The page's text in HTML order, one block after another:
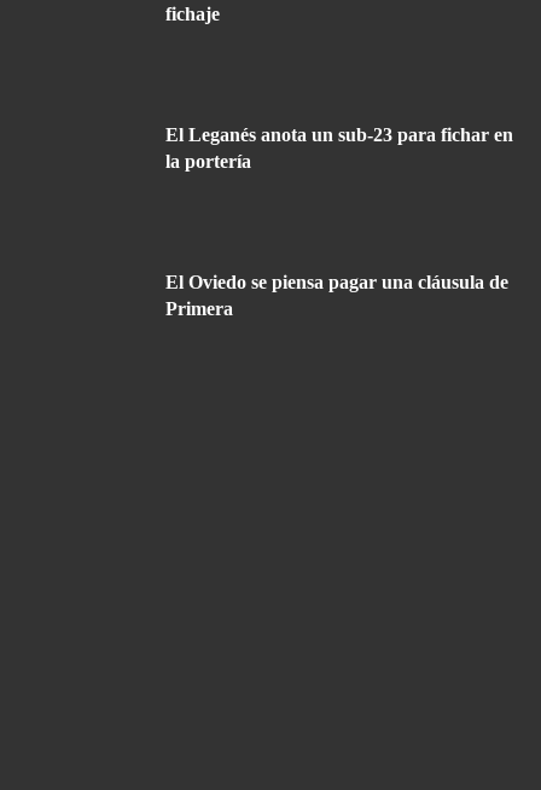
fichaje
El Leganés anota un sub-23 para fichar en
la portería
El Oviedo se piensa pagar una cláusula de
Primera